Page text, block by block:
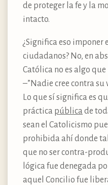
de proteger la fe y la
intacto.
¿Significa eso imponer
ciudadanos? No, en
Católica no es algo
–”Nadie cree contra
Lo que sí significa es
práctica pública de
sean el Catolicismo
prohibida ahí donde
que no ser contra-
lógica fue denegada
aquel Concilio fue